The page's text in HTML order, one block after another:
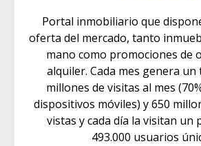
Portal inmobiliario que
oferta del mercado, tanto
mano como promociones de
alquiler. Cada mes genera un
millones de visitas al mes
dispositivos móviles) y 650
vistas y cada día la visitan un
493.000 usuarios